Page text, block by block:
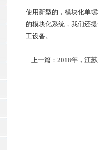
使用新型的，模块化单
的模块化系统，我们还
工设备。
上一篇： 2018年，江